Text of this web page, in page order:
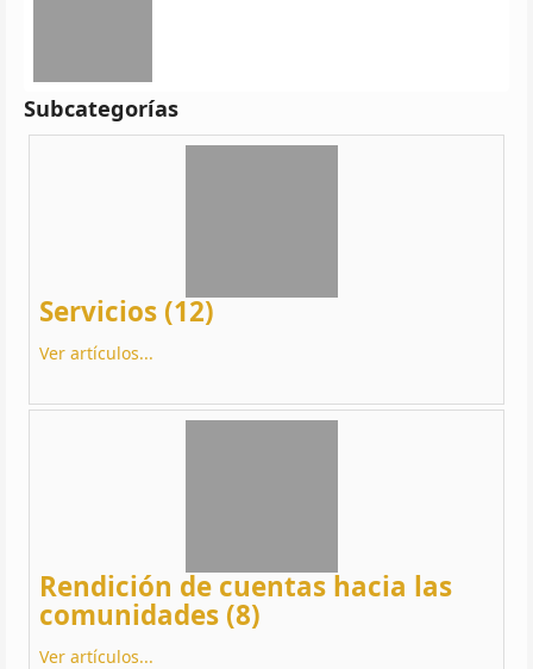
Subcategorías
Servicios (12)
Ver artículos...
Rendición de cuentas hacia las
comunidades (8)
Ver artículos...